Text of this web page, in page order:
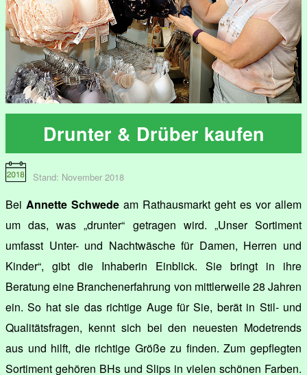
Drunter & Drüber kaufen
Stand: November 2018
Bei Annette Schwede am Rathausmarkt geht es vor allem
um das, was „drunter“ getragen wird. „Unser Sortiment
umfasst Unter- und Nachtwäsche für Damen, Herren und
Kinder“, gibt die Inhaberin Einblick. Sie bringt in ihre
Beratung eine Branchenerfahrung von mittlerweile 28 Jahren
ein. So hat sie das richtige Auge für Sie, berät in Stil- und
Qualitätsfragen, kennt sich bei den neuesten Modetrends
aus und hilft, die richtige Größe zu finden. Zum gepflegten
Sortiment gehören BHs und Slips in vielen schönen Farben.